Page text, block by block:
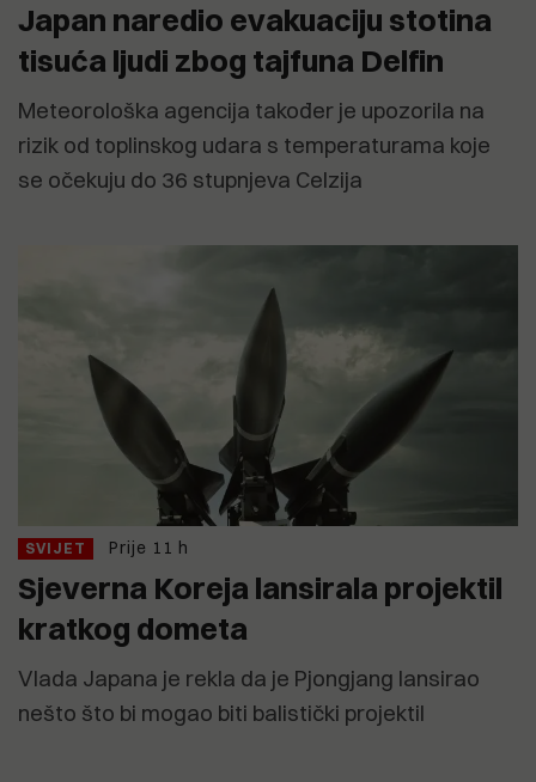
Japan naredio evakuaciju stotina
tisuća ljudi zbog tajfuna Delfin
Meteorološka agencija također je upozorila na
rizik od toplinskog udara s temperaturama koje
se očekuju do 36 stupnjeva Celzija
SVIJET Prije 11 h
Sjeverna Koreja lansirala projektil
kratkog dometa
Vlada Japana je rekla da je Pjongjang lansirao
nešto što bi mogao biti balistički projektil